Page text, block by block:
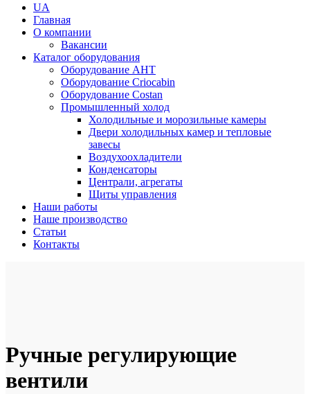
UA
Главная
О компании
Вакансии
Каталог оборудования
Оборудование AHT
Оборудование Criocabin
Оборудование Costan
Промышленный холод
Холодильные и морозильные камеры
Двери холодильных камер и тепловые
завесы
Воздухоохладители
Конденсаторы
Централи, агрегаты
Щиты управления
Наши работы
Наше производство
Статьи
Контакты
Ручные регулирующие
вентили